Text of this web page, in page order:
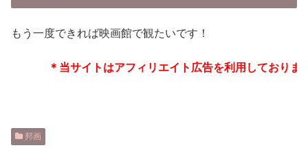
もう一度できれば映画館で観たいです！
＊当サイトはアフィリエイト広告を利用しております
邦画